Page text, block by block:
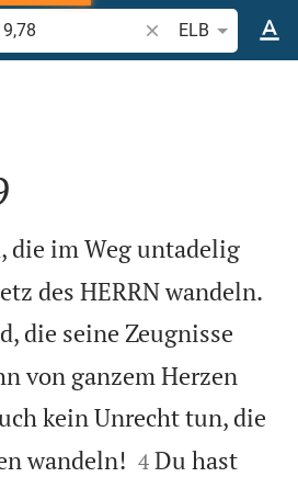
Bibelstelle oder
ELB
die im Weg untadelig
des HERRN wandeln.
die seine Zeugnisse
von ganzem Herzen
kein Unrecht tun, die
wandeln! 

4 Du hast